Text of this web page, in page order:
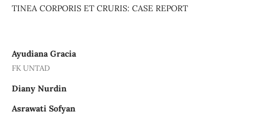
TINEA CORPORIS ET CRURIS: CASE REPORT
Ayudiana Gracia
FK UNTAD
Diany Nurdin
Asrawati Sofyan